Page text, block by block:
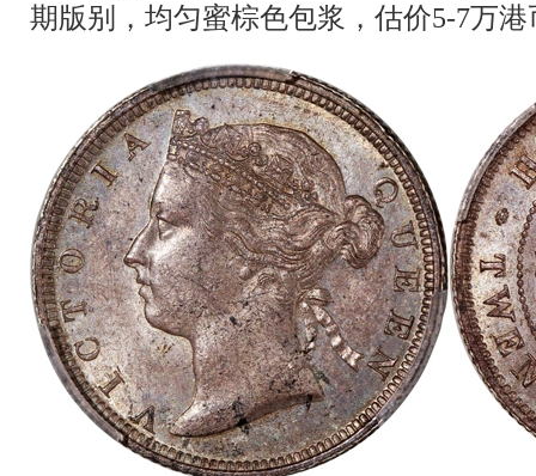
期版别，均匀蜜棕色包浆，估价5-7万港